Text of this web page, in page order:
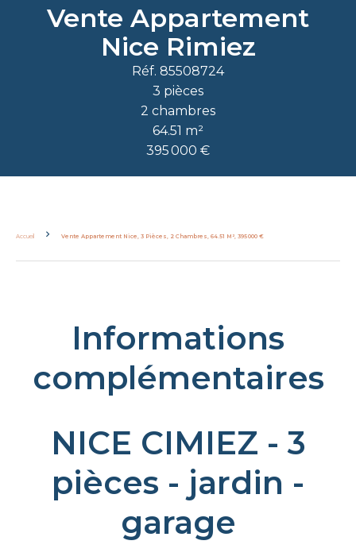
Vente Appartement
Nice Rimiez
Réf. 85508724
3 pièces
2 chambres
64.51 m²
395 000 €
Accueil Vente Appartement Nice, 3 Pièces, 2 Chambres, 64.51 M², 395 000 €
Informations
complémentaires
NICE CIMIEZ - 3
pièces - jardin -
garage